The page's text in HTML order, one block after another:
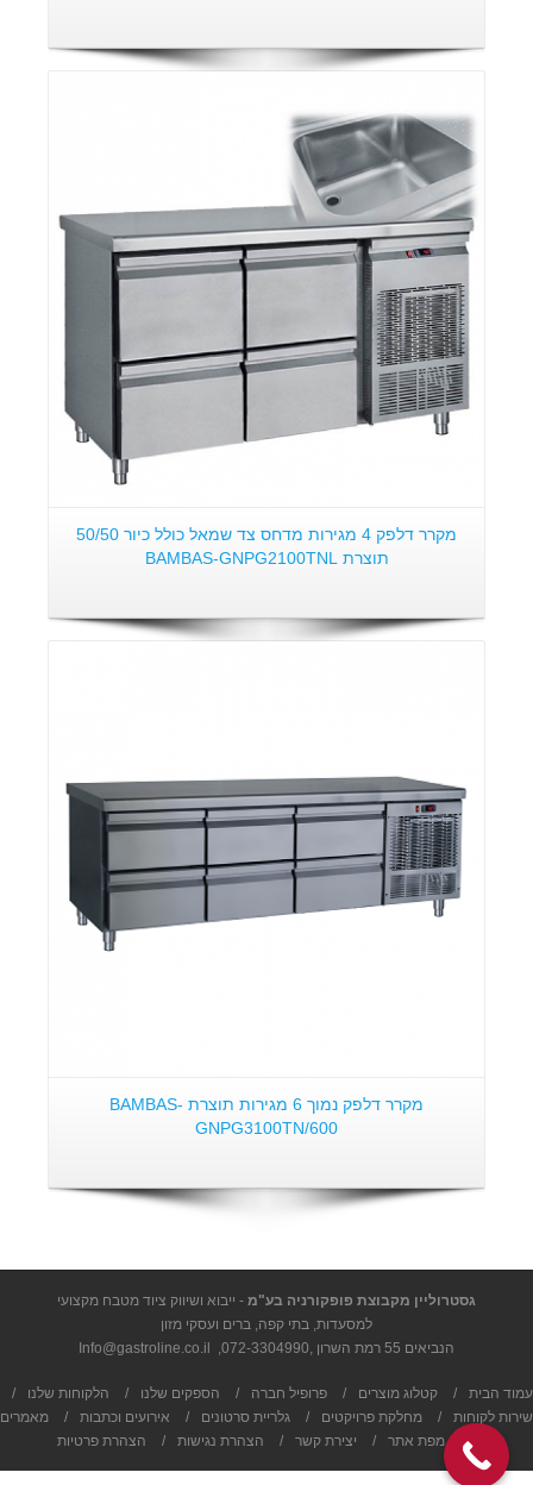
מקרר דלפק 4 מגירות מדחס צד שמאל כולל כיור 50/50
תוצרת BAMBAS-GNPG2100TNL
מקרר דלפק נמוך 6 מגירות תוצרת BAMBAS-
GNPG3100TN/600
גסטרוליין מקבוצת פופקורניה בע"מ - ייבוא ושיווק ציוד מטבח מקצועי
למסעדות, בתי קפה, ברים ועסקי מזון
הנביאים 55 רמת השרון ,
072-3304990
,
Info@gastroline.co.il
עמוד הבית / קטלוג מוצרים / פרופיל חברה / הספקים שלנו / הלקוחות שלנו
/
שירות לקוחות
/ מחלקת פרויקטים / גלריית סרטונים / אירועים וכתבות /
מאמרים
/
מפת אתר / יצירת קשר / הצהרת נגישות / הצהרת פרטיות